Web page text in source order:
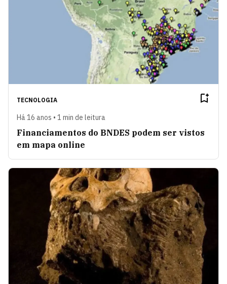
TECNOLOGIA
Há 16 anos • 1 min de leitura
Financiamentos do BNDES podem ser vistos
em mapa online